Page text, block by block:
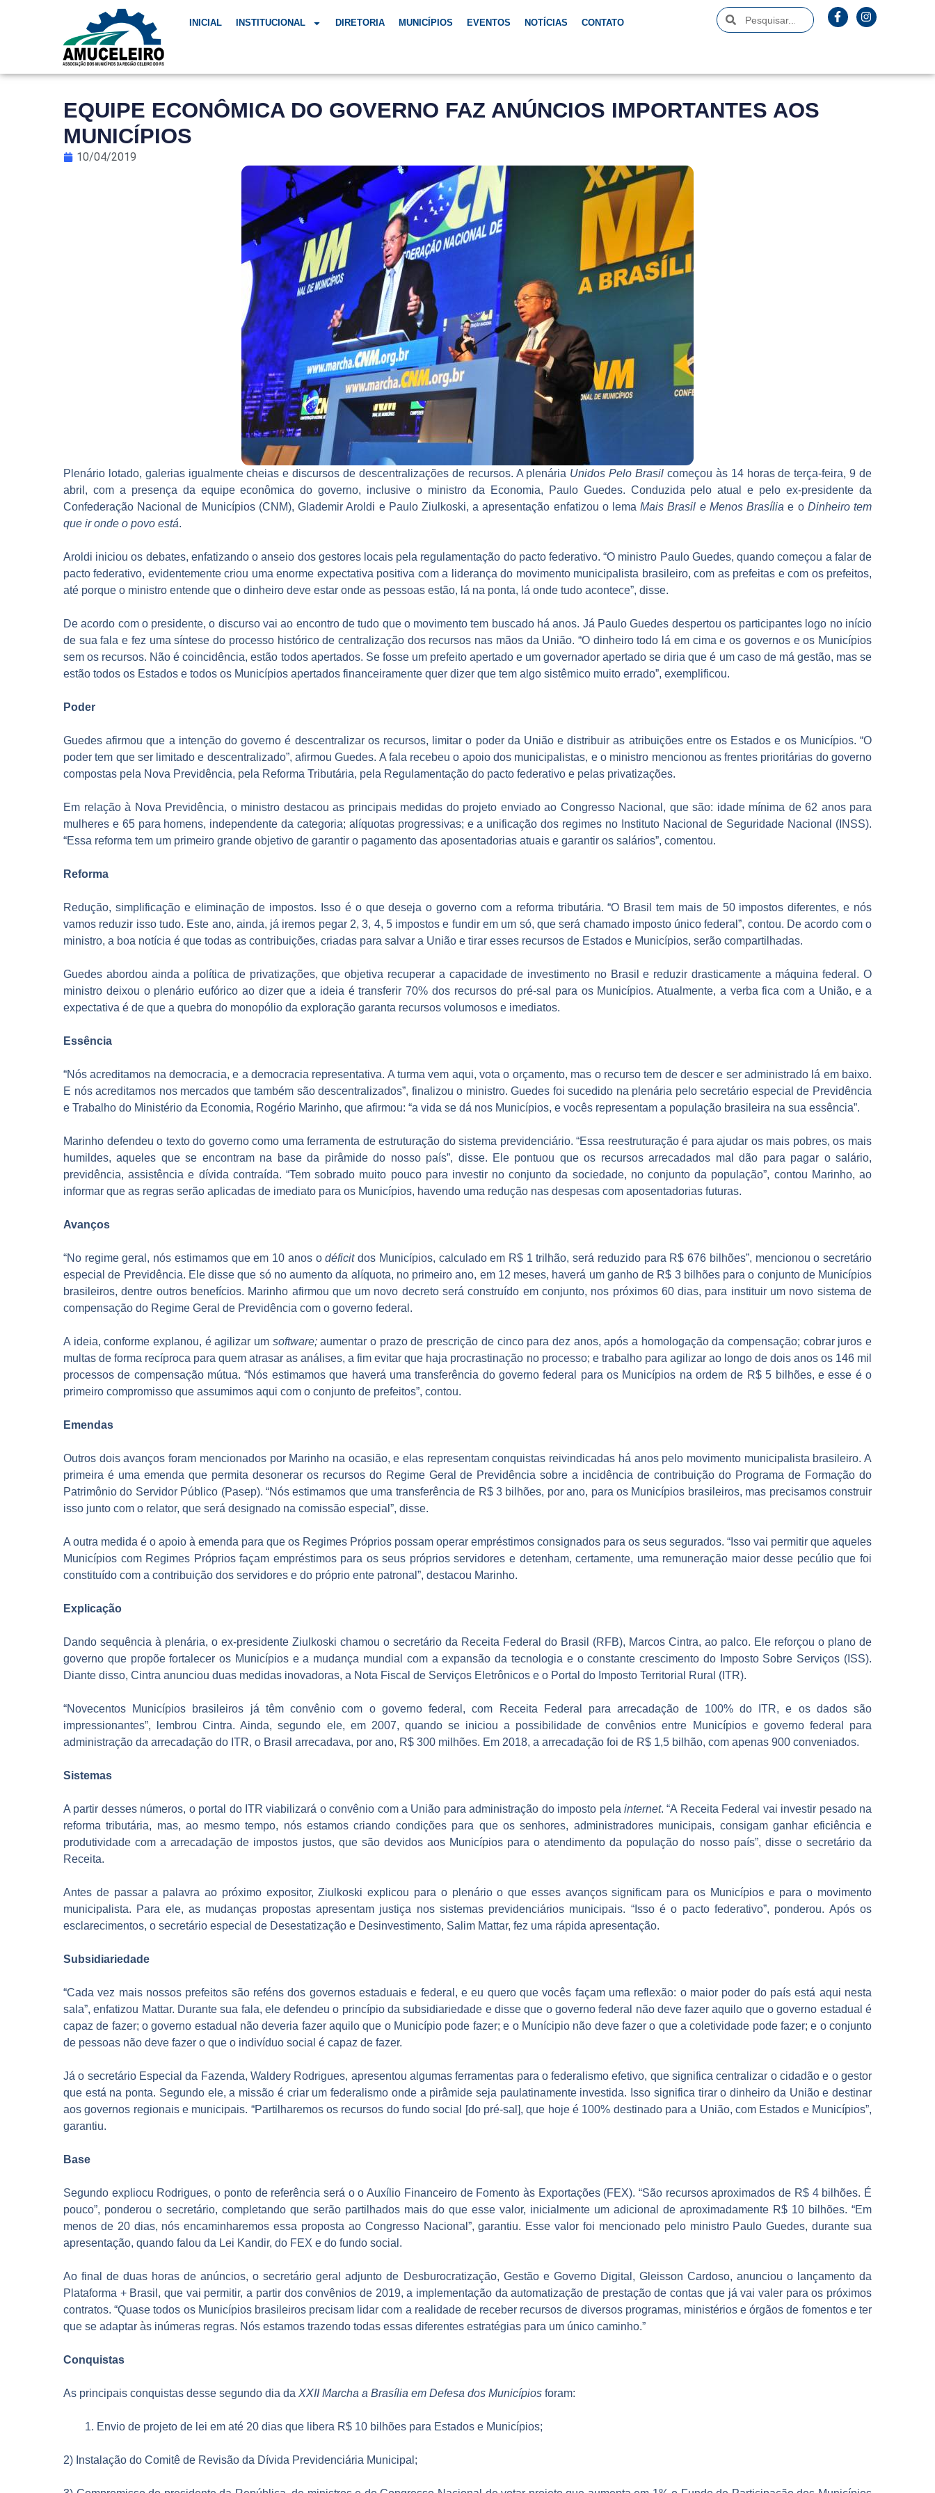
INICIAL INSTITUCIONAL DIRETORIA MUNICÍPIOS EVENTOS NOTÍCIAS CONTATO
EQUIPE ECONÔMICA DO GOVERNO FAZ ANÚNCIOS IMPORTANTES AOS
MUNICÍPIOS
10/04/2019
Plenário lotado, galerias igualmente cheias e discursos de descentralizações de recursos. A plenária Unidos Pelo Brasil começou às 14 horas de terça-feira, 9 de
abril, com a presença da equipe econômica do governo, inclusive o ministro da Economia, Paulo Guedes. Conduzida pelo atual e pelo ex-presidente da
Confederação Nacional de Municípios (CNM), Glademir Aroldi e Paulo Ziulkoski, a apresentação enfatizou o lemaMais Brasil e Menos Brasília e o Dinheiro tem
que ir onde o povo está.
Aroldi iniciou os debates, enfatizando o anseio dos gestores locais pela regulamentação do pacto federativo. “O ministro Paulo Guedes, quando começou a falar de
pacto federativo, evidentemente criou uma enorme expectativa positiva com a liderança do movimento municipalista brasileiro, com as prefeitas e com os prefeitos,
até porque o ministro entende que o dinheiro deve estar onde as pessoas estão, lá na ponta, lá onde tudo acontece”, disse.
De acordo com o presidente, o discurso vai ao encontro de tudo que o movimento tem buscado há anos. Já Paulo Guedes despertou os participantes logo no início
de sua fala e fez uma síntese do processo histórico de centralização dos recursos nas mãos da União. “O dinheiro todo lá em cima e os governos e os Municípios
sem os recursos. Não é coincidência, estão todos apertados. Se fosse um prefeito apertado e um governador apertado se diria que é um caso de má gestão, mas se
estão todos os Estados e todos os Municípios apertados financeiramente quer dizer que tem algo sistêmico muito errado”, exemplificou.
Poder
Guedes afirmou que a intenção do governo é descentralizar os recursos, limitar o poder da União e distribuir as atribuições entre os Estados e os Municípios. “O
poder tem que ser limitado e descentralizado”, afirmou Guedes. A fala recebeu o apoio dos municipalistas, e o ministro mencionou as frentes prioritárias do governo
compostas pela Nova Previdência, pela Reforma Tributária, pela Regulamentação do pacto federativo e pelas privatizações.
Em relação à Nova Previdência, o ministro destacou as principais medidas do projeto enviado ao Congresso Nacional, que são: idade mínima de 62 anos para
mulheres e 65 para homens, independente da categoria; alíquotas progressivas; e a unificação dos regimes no Instituto Nacional de Seguridade Nacional (INSS).
“Essa reforma tem um primeiro grande objetivo de garantir o pagamento das aposentadorias atuais e garantir os salários”, comentou.
Reforma
Redução, simplificação e eliminação de impostos. Isso é o que deseja o governo com a reforma tributária. “O Brasil tem mais de 50 impostos diferentes, e nós
vamos reduzir isso tudo. Este ano, ainda, já iremos pegar 2, 3, 4, 5 impostos e fundir em um só, que será chamado imposto único federal”, contou. De acordo com o
ministro, a boa notícia é que todas as contribuições, criadas para salvar a União e tirar esses recursos de Estados e Municípios, serão compartilhadas.
Guedes abordou ainda a política de privatizações, que objetiva recuperar a capacidade de investimento no Brasil e reduzir drasticamente a máquina federal. O
ministro deixou o plenário eufórico ao dizer que a ideia é transferir 70% dos recursos do pré-sal para os Municípios. Atualmente, a verba fica com a União, e a
expectativa é de que a quebra do monopólio da exploração garanta recursos volumosos e imediatos.
Essência
“Nós acreditamos na democracia, e a democracia representativa. A turma vem aqui, vota o orçamento, mas o recurso tem de descer e ser administrado lá em baixo.
E nós acreditamos nos mercados que também são descentralizados”, finalizou o ministro. Guedes foi sucedido na plenária pelo secretário especial de Previdência
e Trabalho do Ministério da Economia, Rogério Marinho, que afirmou: “a vida se dá nos Municípios, e vocês representam a população brasileira na sua essência”.
Marinho defendeu o texto do governo como uma ferramenta de estruturação do sistema previdenciário. “Essa reestruturação é para ajudar os mais pobres, os mais
humildes, aqueles que se encontram na base da pirâmide do nosso país”, disse. Ele pontuou que os recursos arrecadados mal dão para pagar o salário,
previdência, assistência e dívida contraída. “Tem sobrado muito pouco para investir no conjunto da sociedade, no conjunto da população”, contou Marinho, ao
informar que as regras serão aplicadas de imediato para os Municípios, havendo uma redução nas despesas com aposentadorias futuras.
Avanços
“No regime geral, nós estimamos que em 10 anos odéficitdos Municípios, calculado em R$ 1 trilhão, será reduzido para R$ 676 bilhões”, mencionou o secretário
especial de Previdência. Ele disse que só no aumento da alíquota, no primeiro ano, em 12 meses, haverá um ganho de R$ 3 bilhões para o conjunto de Municípios
brasileiros, dentre outros benefícios. Marinho afirmou que um novo decreto será construído em conjunto, nos próximos 60 dias, para instituir um novo sistema de
compensação do Regime Geral de Previdência com o governo federal.
A ideia, conforme explanou, é agilizar um software;aumentar o prazo de prescrição de cinco para dez anos, após a homologação da compensação; cobrar juros e
multas de forma recíproca para quem atrasar as análises, a fim evitar que haja procrastinação no processo; e trabalho para agilizar ao longo de dois anos os 146 mil
processos de compensação mútua. “Nós estimamos que haverá uma transferência do governo federal para os Municípios na ordem de R$ 5 bilhões, e esse é o
primeiro compromisso que assumimos aqui com o conjunto de prefeitos”, contou.
Emendas
Outros dois avanços foram mencionados por Marinho na ocasião, e elas representam conquistas reivindicadas há anos pelo movimento municipalista brasileiro. A
primeira é uma emenda que permita desonerar os recursos do Regime Geral de Previdência sobre a incidência de contribuição do Programa de Formação do
Patrimônio do Servidor Público (Pasep). “Nós estimamos que uma transferência de R$ 3 bilhões, por ano, para os Municípios brasileiros, mas precisamos construir
isso junto com o relator, que será designado na comissão especial”, disse.
A outra medida é o apoio à emenda para que os Regimes Próprios possam operar empréstimos consignados para os seus segurados. “Isso vai permitir que aqueles
Municípios com Regimes Próprios façam empréstimos para os seus próprios servidores e detenham, certamente, uma remuneração maior desse pecúlio que foi
constituído com a contribuição dos servidores e do próprio ente patronal”, destacou Marinho.
Explicação
Dando sequência à plenária, o ex-presidente Ziulkoski chamou o secretário da Receita Federal do Brasil (RFB), Marcos Cintra, ao palco. Ele reforçou o plano de
governo que propõe fortalecer os Municípios e a mudança mundial com a expansão da tecnologia e o constante crescimento do Imposto Sobre Serviços (ISS).
Diante disso, Cintra anunciou duas medidas inovadoras, a Nota Fiscal de Serviços Eletrônicos e o Portal do Imposto Territorial Rural (ITR).
“Novecentos Municípios brasileiros já têm convênio com o governo federal, com Receita Federal para arrecadação de 100% do ITR, e os dados são
impressionantes”, lembrou Cintra. Ainda, segundo ele, em 2007, quando se iniciou a possibilidade de convênios entre Municípios e governo federal para
administração da arrecadação do ITR, o Brasil arrecadava, por ano, R$ 300 milhões. Em 2018, a arrecadação foi de R$ 1,5 bilhão, com apenas 900 conveniados.
Sistemas
A partir desses números, o portal do ITR viabilizará o convênio com a União para administração do imposto pelainternet. “A Receita Federal vai investir pesado na
reforma tributária, mas, ao mesmo tempo, nós estamos criando condições para que os senhores, administradores municipais, consigam ganhar eficiência e
produtividade com a arrecadação de impostos justos, que são devidos aos Municípios para o atendimento da população do nosso país”, disse o secretário da
Receita.
Antes de passar a palavra ao próximo expositor, Ziulkoski explicou para o plenário o que esses avanços significam para os Municípios e para o movimento
municipalista. Para ele, as mudanças propostas apresentam justiça nos sistemas previdenciários municipais. “Isso é o pacto federativo”, ponderou. Após os
esclarecimentos, o secretário especial de Desestatização e Desinvestimento, Salim Mattar, fez uma rápida apresentação.
Subsidiariedade
“Cada vez mais nossos prefeitos são reféns dos governos estaduais e federal, e eu quero que vocês façam uma reflexão: o maior poder do país está aqui nesta
sala”, enfatizou Mattar. Durante sua fala, ele defendeu o princípio da subsidiariedade e disse que o governo federal não deve fazer aquilo que o governo estadual é
capaz de fazer; o governo estadual não deveria fazer aquilo que o Município pode fazer; e o Munícipio não deve fazer o que a coletividade pode fazer; e o conjunto
de pessoas não deve fazer o que o indivíduo social é capaz de fazer.
Já o secretário Especial da Fazenda, Waldery Rodrigues, apresentou algumas ferramentas para o federalismo efetivo, que significa centralizar o cidadão e o gestor
que está na ponta. Segundo ele, a missão é criar um federalismo onde a pirâmide seja paulatinamente investida. Isso significa tirar o dinheiro da União e destinar
aos governos regionais e municipais. “Partilharemos os recursos do fundo social [do pré-sal], que hoje é 100% destinado para a União, com Estados e Municípios”,
garantiu.
Base
Segundo expliocu Rodrigues, o ponto de referência será o o Auxílio Financeiro de Fomento às Exportações (FEX). “São recursos aproximados de R$ 4 bilhões. É
pouco”, ponderou o secretário, completando que serão partilhados mais do que esse valor, inicialmente um adicional de aproximadamente R$ 10 bilhões. “Em
menos de 20 dias, nós encaminharemos essa proposta ao Congresso Nacional”, garantiu. Esse valor foi mencionado pelo ministro Paulo Guedes, durante sua
apresentação, quando falou da Lei Kandir, do FEX e do fundo social.
Ao final de duas horas de anúncios, o secretário geral adjunto de Desburocratização, Gestão e Governo Digital, Gleisson Cardoso, anunciou o lançamento da
Plataforma + Brasil, que vai permitir, a partir dos convênios de 2019, a implementação da automatização de prestação de contas que já vai valer para os próximos
contratos. “Quase todos os Municípios brasileiros precisam lidar com a realidade de receber recursos de diversos programas, ministérios e órgãos de fomentos e ter
que se adaptar às inúmeras regras. Nós estamos trazendo todas essas diferentes estratégias para um único caminho.”
Conquistas
As principais conquistas desse segundo dia da XXII Marcha a Brasília em Defesa dos Municípios foram:
Envio de projeto de lei em até 20 dias que libera R$ 10 bilhões para Estados e Municípios;
2) Instalação do Comitê de Revisão da Dívida Previdenciária Municipal;